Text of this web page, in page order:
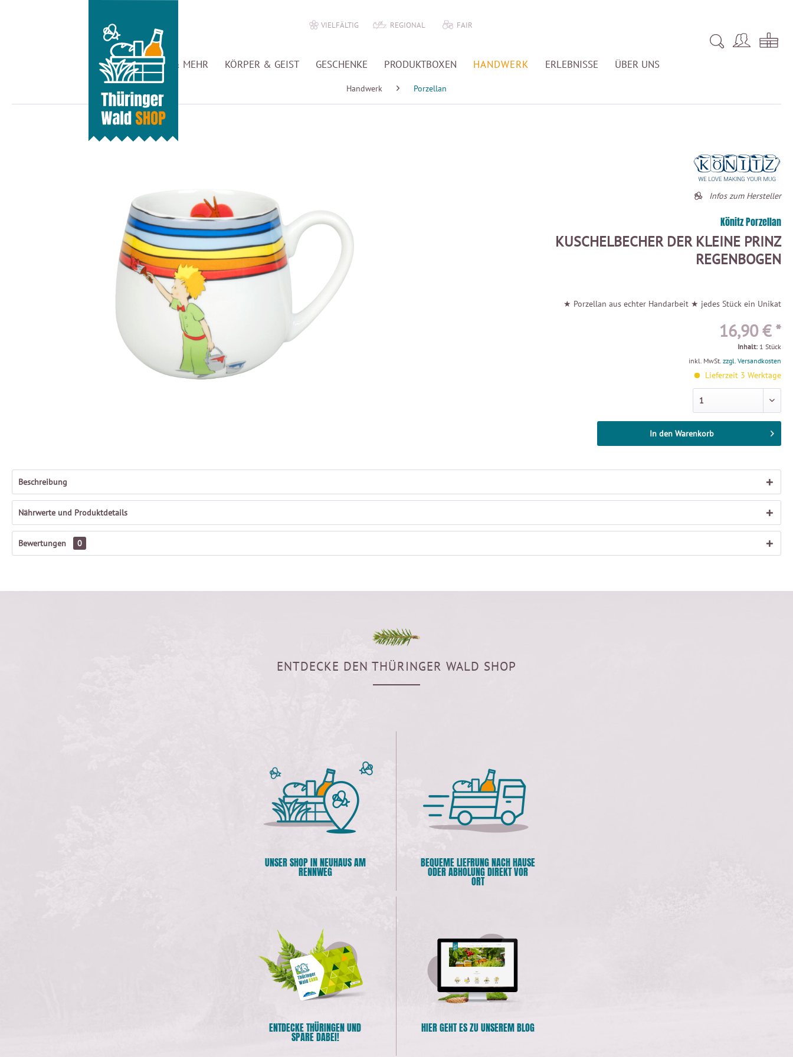
VIELFÄLTIG REGIONAL FAIR
GENUSS & MEHR KÖRPER & GEIST GESCHENKE PRODUKTBOXEN HANDWERK ERLEBNISSE ÜBER UNS
Handwerk Porzellan
Infos zum Hersteller
Könitz Porzellan
KUSCHELBECHER DER KLEINE PRINZ
REGENBOGEN
★ Porzellan aus echter Handarbeit ★ jedes Stück ein Unikat
16,90 € *
Inhalt: 1 Stück
inkl. MwSt. zzgl. Versandkosten
Lieferzeit 3 Werktage
In den Warenkorb
Beschreibung
Nährwerte und Produktdetails
Bewertungen 0
ENTDECKE DEN THÜRINGER WALD SHOP
UNSER SHOP IN NEUHAUS AM
RENNWEG
BEQUEME LIEFRUNG NACH HAUSE
ODER ABHOLUNG DIREKT VOR
ORT
ENTDECKE THÜRINGEN UND
SPARE DABEI!
HIER GEHT ES ZU UNSEREM BLOG